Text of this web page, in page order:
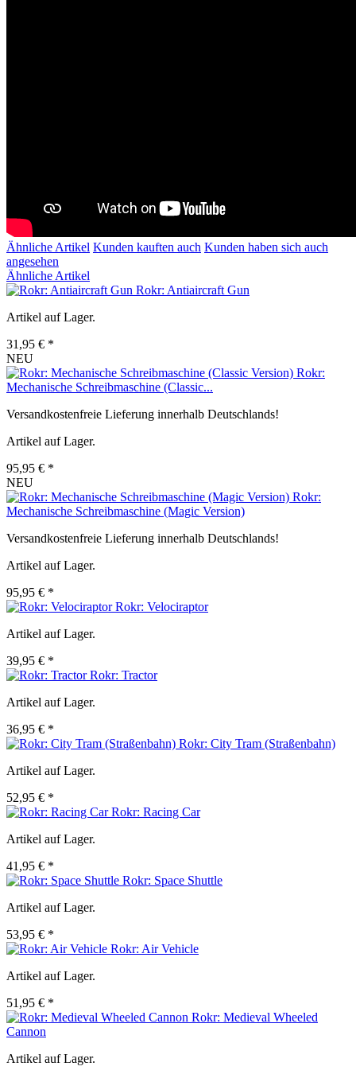
Ähnliche Artikel Kunden kauften auch Kunden haben sich auch
angesehen
Ähnliche Artikel
Rokr: Antiaircraft Gun
Artikel auf Lager.
31,95 € *
NEU
Rokr:
Mechanische Schreibmaschine (Classic...
Versandkostenfreie Lieferung innerhalb Deutschlands!
Artikel auf Lager.
95,95 € *
NEU
Rokr:
Mechanische Schreibmaschine (Magic Version)
Versandkostenfreie Lieferung innerhalb Deutschlands!
Artikel auf Lager.
95,95 € *
Rokr: Velociraptor
Artikel auf Lager.
39,95 € *
Rokr: Tractor
Artikel auf Lager.
36,95 € *
Rokr: City Tram (Straßenbahn)
Artikel auf Lager.
52,95 € *
Rokr: Racing Car
Artikel auf Lager.
41,95 € *
Rokr: Space Shuttle
Artikel auf Lager.
53,95 € *
Rokr: Air Vehicle
Artikel auf Lager.
51,95 € *
Rokr: Medieval Wheeled
Cannon
Artikel auf Lager.